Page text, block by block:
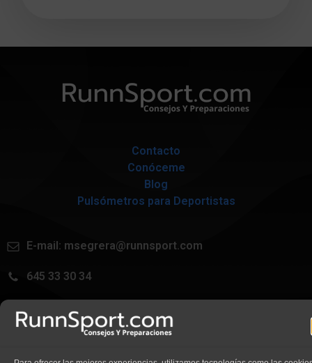
Contacto
Conóceme
Blog
Pulsómetros para Deportistas
E-mail: msegrera@runnsport.com
645 33 30 34